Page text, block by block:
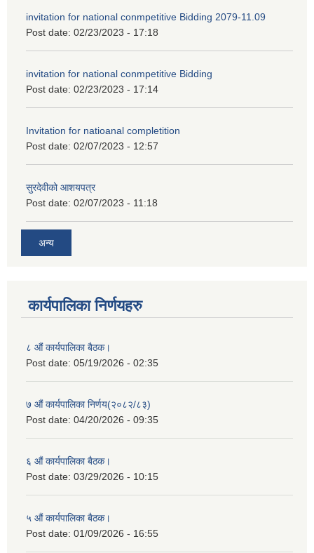
invitation for national conmpetitive Bidding 2079-11.09
Post date: 02/23/2023 - 17:18
invitation for national conmpetitive Bidding
Post date: 02/23/2023 - 17:14
Invitation for natioanal completition
Post date: 02/07/2023 - 12:57
सुरदेवीको आशयपत्र
Post date: 02/07/2023 - 11:18
अन्य
कार्यपालिका निर्णयहरु
८ औं कार्यपालिका बैठक।
Post date: 05/19/2026 - 02:35
७ औं कार्यपालिका निर्णय(२०८२/८३)
Post date: 04/20/2026 - 09:35
६ औं कार्यपालिका बैठक।
Post date: 03/29/2026 - 10:15
५ औं कार्यपालिका बैठक।
Post date: 01/09/2026 - 16:55